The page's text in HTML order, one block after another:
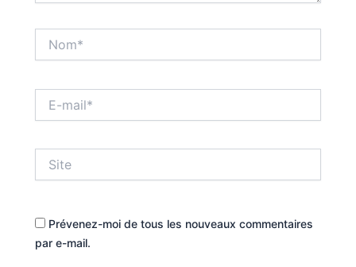
mail*
Prévenez-moi de tous les nouveaux commentaires
par e-mail.